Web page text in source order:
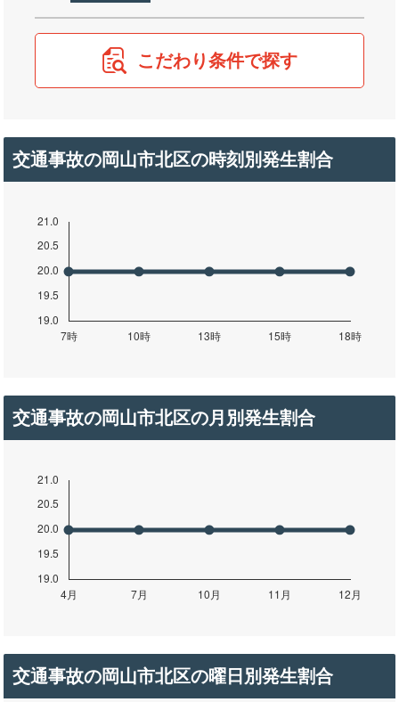
こだわり条件で探す
交通事故の岡山市北区の時刻別発生割合
交通事故の岡山市北区の月別発生割合
交通事故の岡山市北区の曜日別発生割合